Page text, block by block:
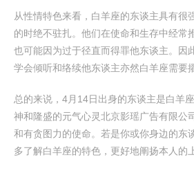
从性情特色来看，白羊座的东谈主具有很
的时绝不驻扎。他们在使命和生存中经常
也可能因为过于径直而得罪他东谈主。因
学会倾听和络续他东谈主亦然白羊座需要
总的来说，4月14日出身的东谈主是白羊
神和隆盛的元气心灵北京影瑶广告有限公
和有贪图力的使命。若是你或你身边的东
多了解白羊座的特色，更好地阐扬本人的